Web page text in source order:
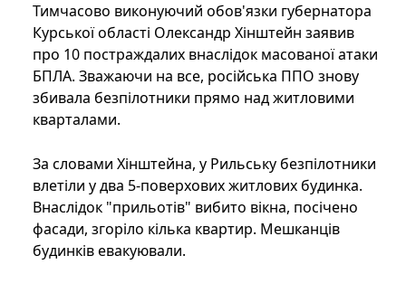
Тимчасово виконуючий обов'язки губернатора
Курської області Олександр Хінштейн заявив
про 10 постраждалих внаслідок масованої атаки
БПЛА. Зважаючи на все, російська ППО знову
збивала безпілотники прямо над житловими
кварталами.
За словами Хінштейна, у Рильську безпілотники
влетіли у два 5-поверхових житлових будинка.
Внаслідок "прильотів" вибито вікна, посічено
фасади, згоріло кілька квартир. Мешканців
будинків евакуювали.